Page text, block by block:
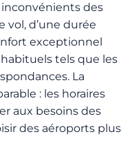
des
vol, d’une durée
exceptionnel
tels que les
La
: les horaires
aux besoins des
des aéroports plus